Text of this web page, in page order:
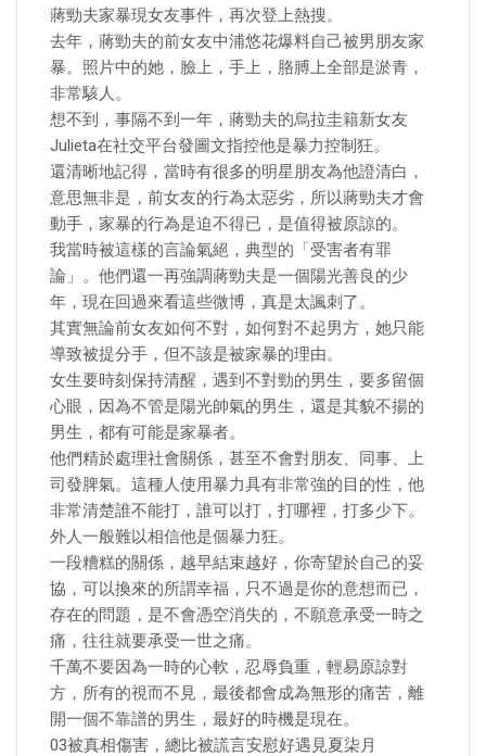
蔣勁夫家暴現女友事件，再次登上熱搜。
去年，蔣勁夫的前女友中浦悠花爆料自己被男朋友家
暴。照片中的她，臉上，手上，胳膊上全部是淤青，
非常駭人。
想不到，事隔不到一年，蔣勁夫的烏拉圭籍新女友
Julieta在社交平台發圖文指控他是暴力控制狂。
還清晰地記得，當時有很多的明星朋友為他證清白，
意思無非是，前女友的行為太惡劣，所以蔣勁夫才會
動手，家暴的行為是迫不得已，是值得被原諒的。
我當時被這樣的言論氣絕，典型的「受害者有罪
論」。他們還一再強調蔣勁夫是一個陽光善良的少
年，現在回過來看這些微博，真是太諷刺了。
其實無論前女友如何不對，如何對不起男方，她只能
導致被提分手，但不該是被家暴的理由。
女生要時刻保持清醒，遇到不對勁的男生，要多留個
心眼，因為不管是陽光帥氣的男生，還是其貌不揚的
男生，都有可能是家暴者。
他們精於處理社會關係，甚至不會對朋友、同事、上
司發脾氣。這種人使用暴力具有非常強的目的性，他
非常清楚誰不能打，誰可以打，打哪裡，打多少下。
外人一般難以相信他是個暴力狂。
一段糟糕的關係，越早結束越好，你寄望於自己的妥
協，可以換來的所謂幸福，只不過是你的意想而已，
存在的問題，是不會憑空消失的，不願意承受一時之
痛，往往就要承受一世之痛。
千萬不要因為一時的心軟，忍辱負重，輕易原諒對
方，所有的視而不見，最後都會成為無形的痛苦，離
開一個不靠譜的男生，最好的時機是現在。
03被真相傷害，總比被謊言安慰好遇見夏柒月